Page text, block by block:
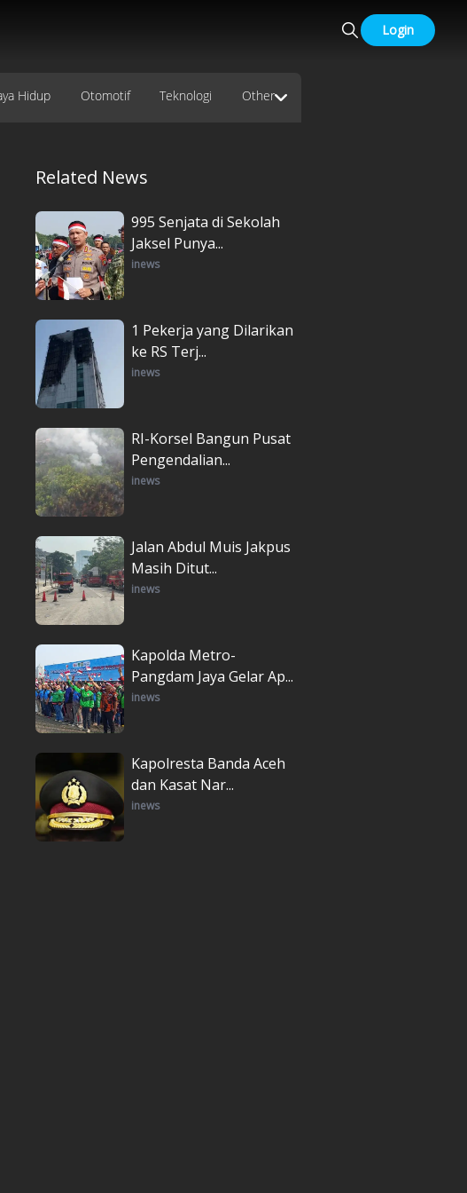
Login
Hidup Otomotif Teknologi Other
Related News
995 Senjata di Sekolah
Jaksel Punya...
inews
1 Pekerja yang Dilarikan
ke RS Terj...
inews
RI-Korsel Bangun Pusat
Pengendalian...
inews
Jalan Abdul Muis Jakpus
Masih Ditut...
inews
Kapolda Metro-
Pangdam Jaya Gelar Ap...
inews
Kapolresta Banda Aceh
dan Kasat Nar...
inews